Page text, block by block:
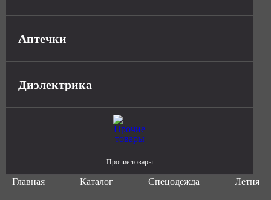
Аптечки
Диэлектрика
Прочие товары
Главная Каталог Спецодежда Летняя